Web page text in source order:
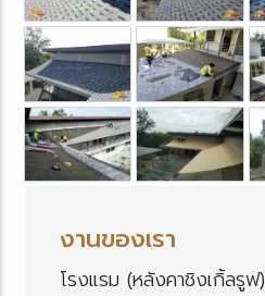
งานของเรา
รงแรม (หลังคาชิงเกิ้ลรูฟ)